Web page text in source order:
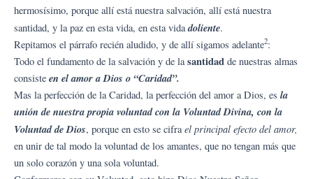
hermosísimo, porque allí está nuestra salvación, allí está nuestra
santidad, y la paz en esta vida, en esta vidadoliente.
Repitamos el párrafo recién aludido, y de allí sigamos adelante2:
Todo el fundamento de la salvación y de la santidad de nuestras almas
consiste en el amor a Dios o “Caridad”.
Mas la perfección de la Caridad, la perfección del amor a Dios, es la
unión de nuestra propia voluntad con la Voluntad Divina, con la
Voluntad de Dios, porque en esto se cifra el principal efecto del amor,
en unir de tal modo la voluntad de los amantes, que no tengan más que
un solo corazón y una sola voluntad.